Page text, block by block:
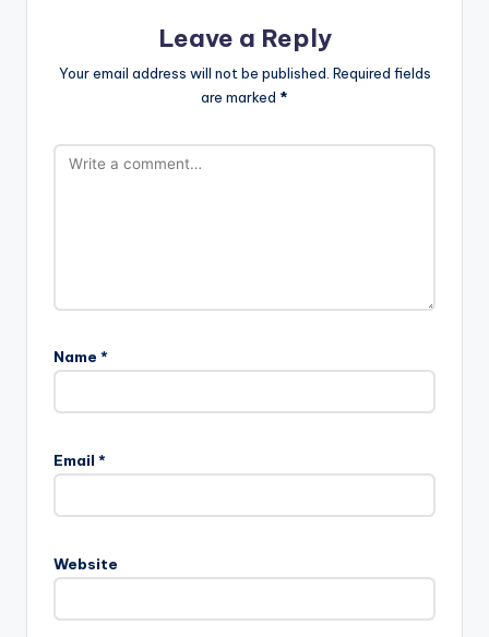
Leave a Reply
Your email address will not be published. Required fields
are marked *
Name *
Email *
Website
t
a
i